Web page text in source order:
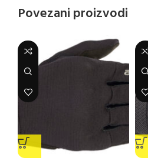
Povezani proizvodi